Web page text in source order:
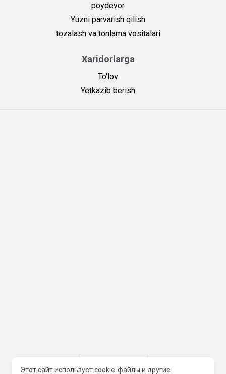
poydevor
Yuzni parvarish qilish
tozalash va tonlama vositalari
Xaridorlarga
To'lov
Yetkazib berish
Этот сайт использует cookie-файлы и другие